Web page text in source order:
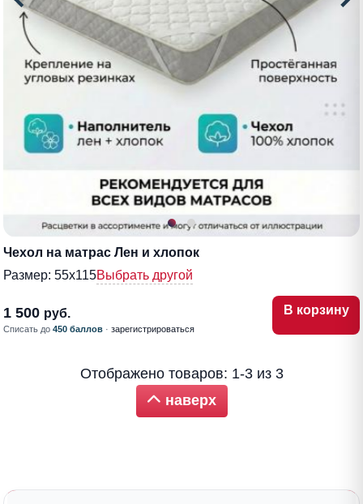
Чехол на матрас Лен и хлопок
Размер: 55х115Выбрать другой
1 500 руб.
Списать до 450 баллов · зарегистрироваться
В корзину
Отображено товаров: 1-3 из 3
наверх